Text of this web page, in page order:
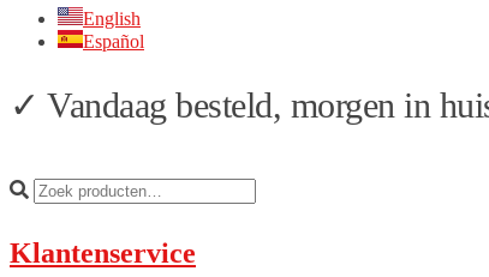
English
Español
✓ Vandaag besteld, morgen in
Klantenservice